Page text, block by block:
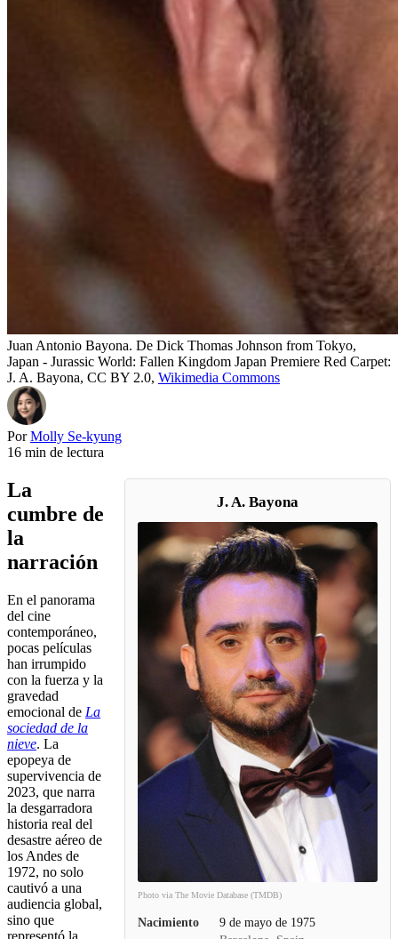
Juan Antonio Bayona. De Dick Thomas Johnson from Tokyo,
Japan - Jurassic World: Fallen Kingdom Japan Premiere Red Carpet:
J. A. Bayona, CC BY 2.0, Wikimedia Commons
Por Molly Se-kyung
16 min de lectura
J. A. Bayona
Photo via The Movie Database (TMDB)
Nacimiento
9 de mayo de 1975
La
cumbre de
la
narración
En el panorama
del cine
contemporáneo,
pocas películas
han irrumpido
con la fuerza y la
gravedad
emocional de La
sociedad de la
nieve. La
epopeya de
supervivencia de
2023, que narra
la desgarradora
historia real del
desastre aéreo de
los Andes de
1972, no solo
cautivó a una
audiencia global,
sino que
representó la